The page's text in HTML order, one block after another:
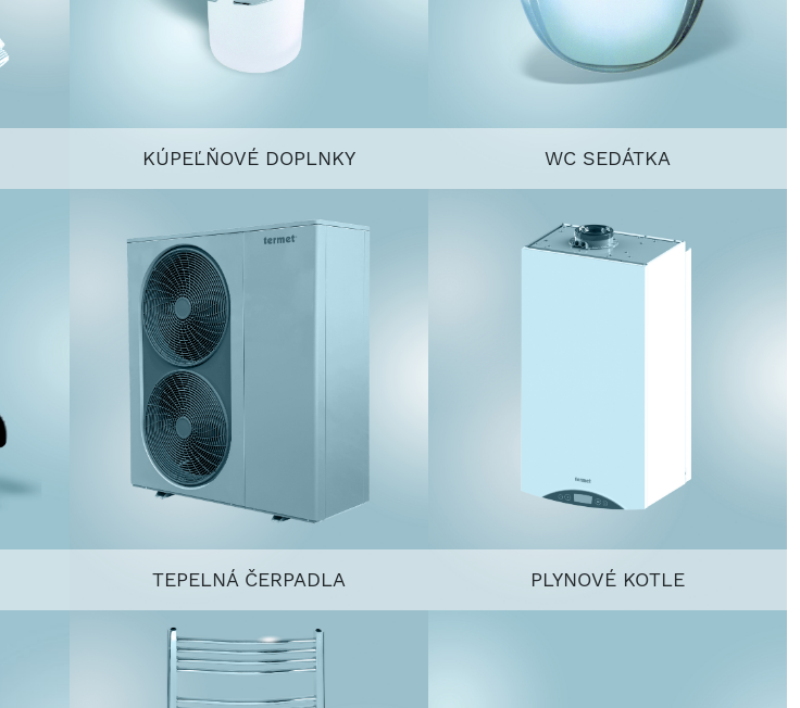
KÚPEĽŇOVÉ DOPLNKY WC SEDÁTKA
TEPELNÁ ČERPADLA PLYNOVÉ KOTLE